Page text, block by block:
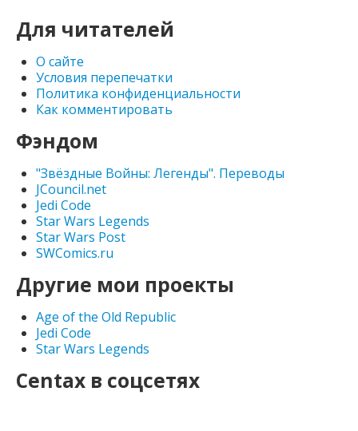
Для читателей
О сайте
Условия перепечатки
Политика конфиденциальности
Как комментировать
Фэндом
"Звёздные Войны: Легенды". Переводы
JCouncil.net
Jedi Code
Star Wars Legends
Star Wars Post
SWComics.ru
Другие мои проекты
Age of the Old Republic
Jedi Code
Star Wars Legends
Centax в соцсетях